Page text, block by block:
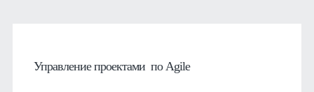
Управление проектами по Agile